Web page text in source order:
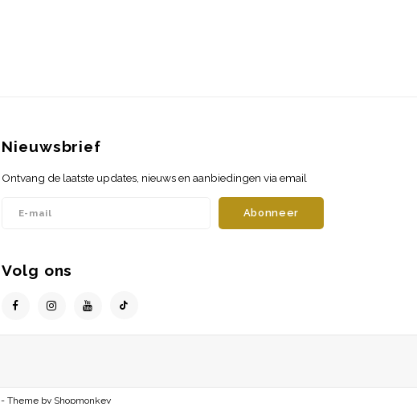
Nieuwsbrief
Ontvang de laatste updates, nieuws en aanbiedingen via email
Abonneer
Volg ons
- Theme by Shopmonkey